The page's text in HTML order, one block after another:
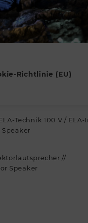
Richtlinie (EU)
Technik 100 V /
Speaker